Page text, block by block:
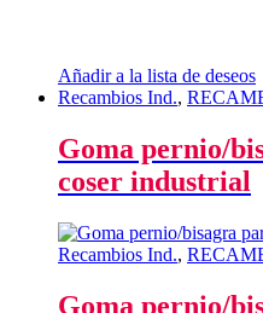
Añadir a la lista de deseos
Recambios Ind.,
Goma pernio/
coser industrial
Recambios Ind.,
Goma pernio/